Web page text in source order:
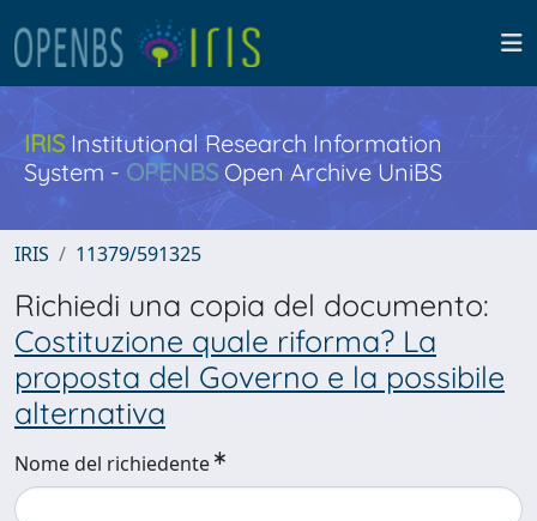
IRISInstitutional Research Information
System - OPENBS Open Archive UniBS
IRIS 11379/591325
Richiedi una copia del documento:
Costituzione quale riforma? La
proposta del Governo e la possibile
alternativa
Nome del richiedente